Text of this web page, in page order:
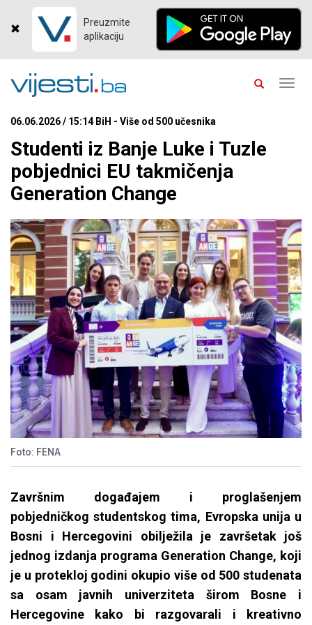
Preuzmite
aplikaciju
06.06.2026 / 15:14 BiH - Više od 500 učesnika
Studenti iz Banje Luke i Tuzle
pobjednici EU takmičenja
Generation Change
Foto: FENA
Završnim događajem i proglašenjem
pobjedničkog studentskog tima, Evropska unija u
Bosni i Hercegovini obilježila je završetak još
jednog izdanja programa Generation Change, koji
je u protekloj godini okupio više od 500 studenata
sa osam javnih univerziteta širom Bosne i
Hercegovine kako bi razgovarali i kreativno